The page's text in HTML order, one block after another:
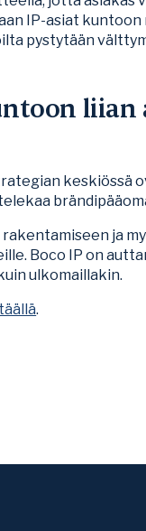
IP-asiat kuntoon
pystytään
keskiössä
ja
Boco IP on
ulkomaillakin.
täällä.